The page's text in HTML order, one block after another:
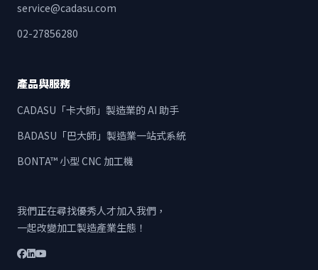
service@cadasu.com
02-27856280
產品與服務
CADASU「卡大師」製造業的 AI 助手
BADASU「巴大師」製造業一站式系統
BONTA™ 小型 CNC 加工機
我們正在尋找優秀人才加入我們，
一起改變加工製造產業生態！